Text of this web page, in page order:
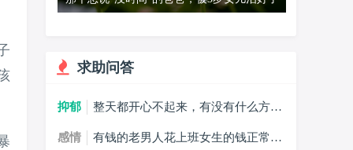
求助问答
抑郁
整天都开心不起来，有没有什么方法
感情
有钱的老男人花上班女生的钱正常